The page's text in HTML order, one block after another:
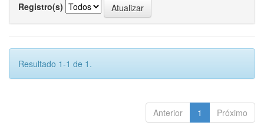
Registro(s)
Resultado 1-1 de 1.
Anterior 1 Próximo